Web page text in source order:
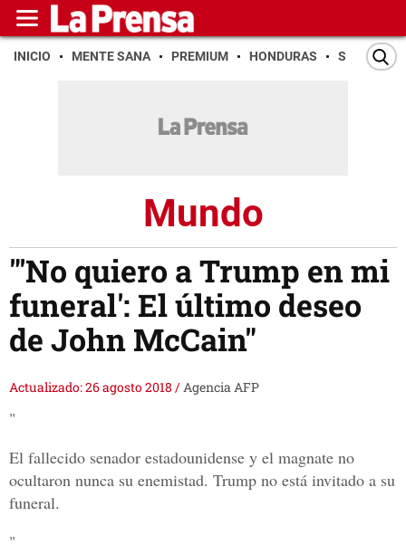
INICIO MENTE SANA PREMIUM HONDURAS SAN PEDRO
Mundo
"'No quiero a Trump en mi
funeral': El último deseo
de John McCain"
Actualizado: 26 agosto 2018 /Agencia AFP
"
El fallecido senador estadounidense y el magnate no
ocultaron nunca su enemistad. Trump no está invitado a su
funeral.
"